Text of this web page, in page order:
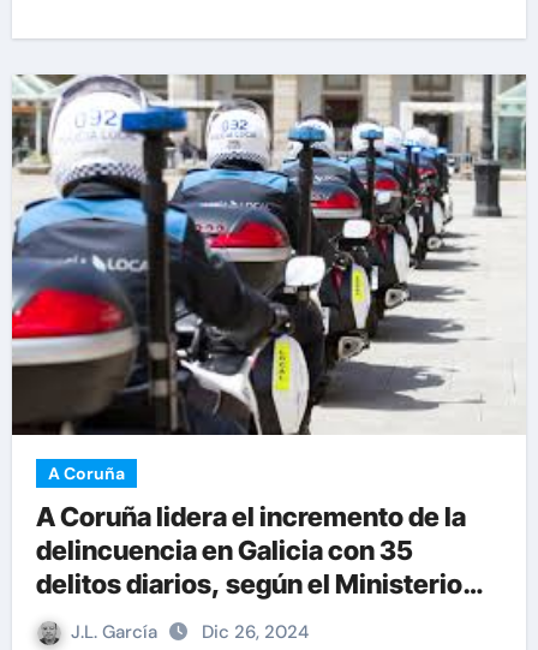
A Coruña
A Coruña lidera el incremento de la
delincuencia en Galicia con 35
delitos diarios, según el Ministerio
del Interior
J.L. García Dic 26, 2024